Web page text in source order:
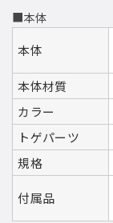
■本体
本体
本体材質
カラー
トゲパーツ
規格
付属品